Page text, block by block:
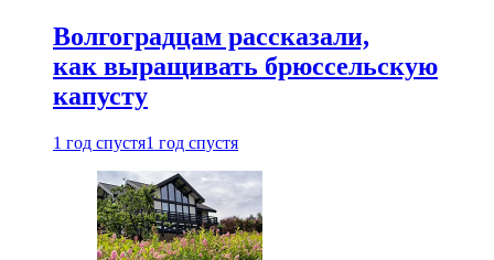
Волгоградцам рассказали,
как выращивать брюссельскую
капусту
1 год спустя1 год спустя